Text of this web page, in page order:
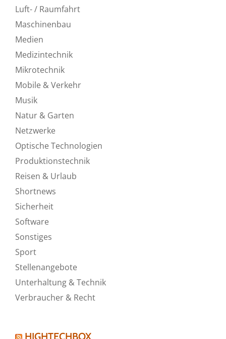
Luft- / Raumfahrt
Maschinenbau
Medien
Medizintechnik
Mikrotechnik
Mobile & Verkehr
Musik
Natur & Garten
Netzwerke
Optische Technologien
Produktionstechnik
Reisen & Urlaub
Shortnews
Sicherheit
Software
Sonstiges
Sport
Stellenangebote
Unterhaltung & Technik
Verbraucher & Recht
HIGHTECHBOX